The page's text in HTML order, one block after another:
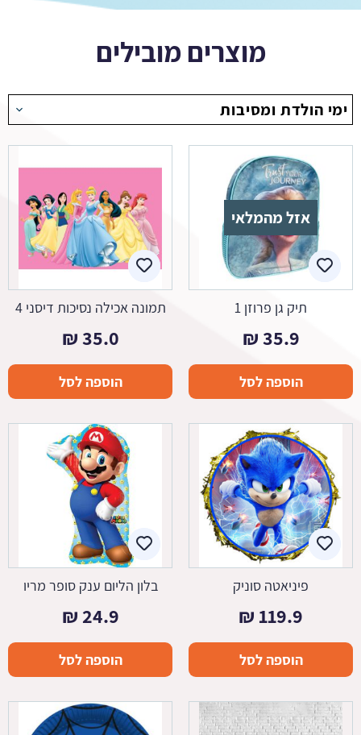
מוצרים מובילים
ימי הולדת ומסיבות
אזל מהמלאי
תיק גן פרוזן 1
35.9
₪
הוספה לסל
תמונה אכילה נסיכות דיסני 4
35.0
₪
הוספה לסל
פיניאטה סוניק
119.9
₪
הוספה לסל
בלון הליום ענק סופר מריו
24.9
₪
הוספה לסל